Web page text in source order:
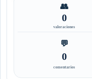
👥
0
valoraciones
💬
0
comentarios